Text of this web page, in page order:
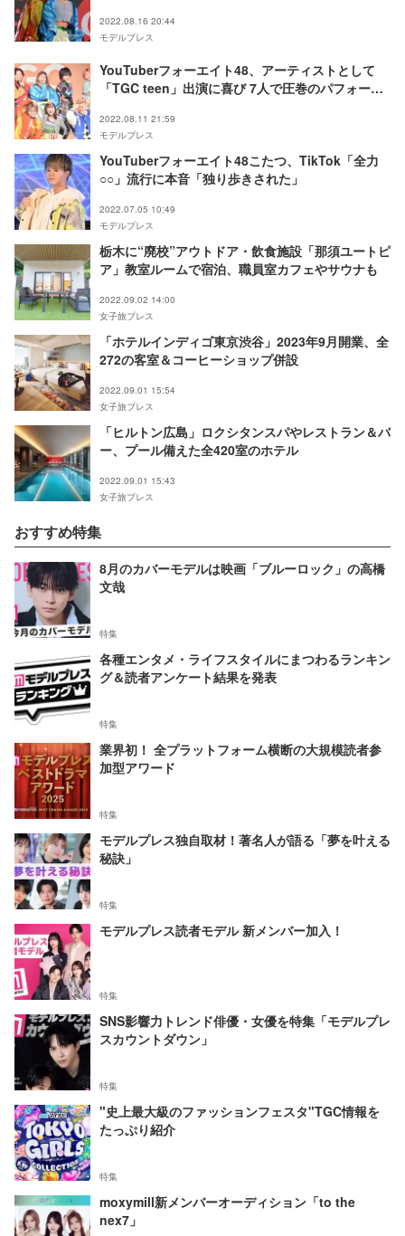
2022.08.16 20:44
モデルプレス
YouTuberフォーエイト48、アーティストとして
「TGC teen」出演に喜び 7人で圧巻のパフォーマ
2022.08.11 21:59
モデルプレス
YouTuberフォーエイト48こたつ、TikTok「全力
○○」流行に本音「独り歩きされた」
2022.07.05 10:49
モデルプレス
栃木に“廃校”アウトドア・飲食施設「那須ユートピ
ア」教室ルームで宿泊、職員室カフェやサウナも
2022.09.02 14:00
女子旅プレス
「ホテルインディゴ東京渋谷」2023年9月開業、全
272の客室＆コーヒーショップ併設
2022.09.01 15:54
女子旅プレス
「ヒルトン広島」ロクシタンスパやレストラン＆バ
ー、プール備えた全420室のホテル
2022.09.01 15:43
女子旅プレス
おすすめ特集
8月のカバーモデルは映画「ブルーロック」の高橋
文哉
特集
各種エンタメ・ライフスタイルにまつわるランキン
グ＆読者アンケート結果を発表
特集
業界初！ 全プラットフォーム横断の大規模読者参
加型アワード
特集
モデルプレス独自取材！著名人が語る「夢を叶える
秘訣」
特集
モデルプレス読者モデル 新メンバー加入！
特集
SNS影響力トレンド俳優・女優を特集「モデルプレ
スカウントダウン」
特集
"史上最大級のファッションフェスタ"TGC情報を
たっぷり紹介
特集
moxymill新メンバーオーディション「to the
nex7」